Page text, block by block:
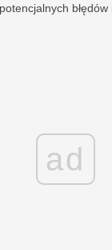
błędów
ad